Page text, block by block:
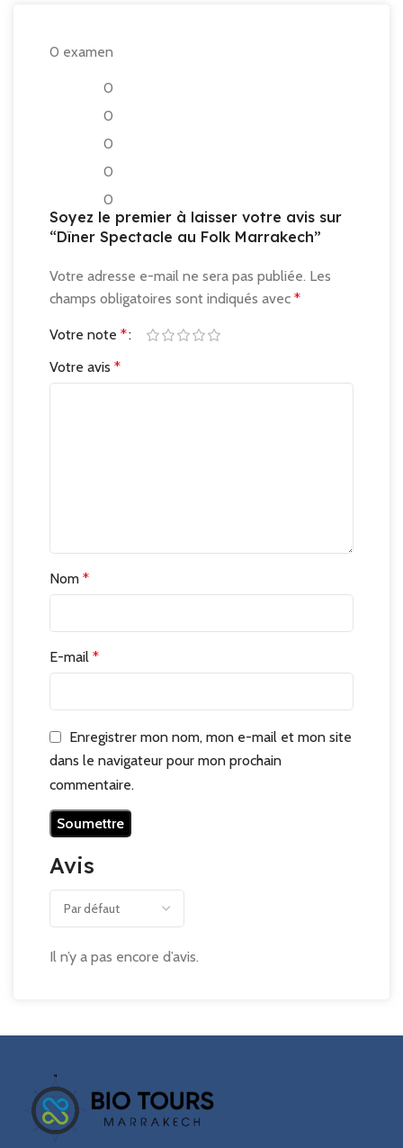
0 examen
0
0
0
0
0
Avis
Il n’y a pas encore d’avis.
Soyez le premier à laisser votre avis sur
“Dîner Spectacle au Folk Marrakech”
Votre adresse e-mail ne sera pas publiée. Les
champs obligatoires sont indiqués avec *
Votre note *
Votre avis *
Nom *
E-mail *
Enregistrer mon nom, mon e-mail et mon site
dans le navigateur pour mon prochain
commentaire.